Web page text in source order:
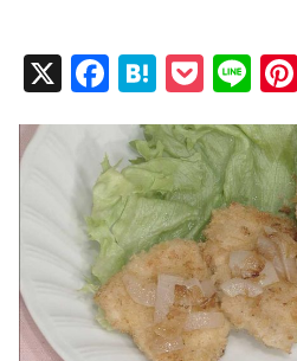
X
F
c
e
b
o
o
k
H
e
n
a
P
ck
et
Li
e